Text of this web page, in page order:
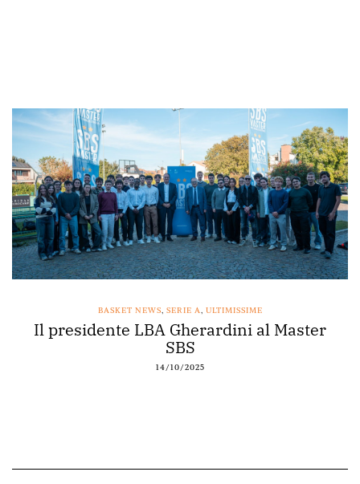
BASKET NEWS, SERIE A, ULTIMISSIME
Il presidente LBA Gherardini al Master
SBS
14/10/2025